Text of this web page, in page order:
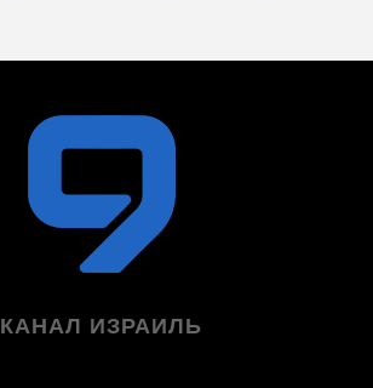
КАНАЛ ИЗРАИЛЬ